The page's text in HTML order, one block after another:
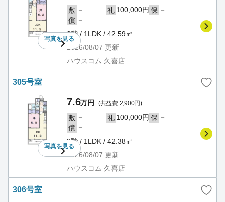
写真を見る
敷 － 礼 100,000円 保 －
償 －
3階 / 1LDK / 42.59㎡
2026/08/07 更新
ハウスコム 久喜店
305号室
写真を見る
7.6万円 (共益費 2,900円)
敷 － 礼 100,000円 保 －
償 －
3階 / 1LDK / 42.38㎡
2026/08/07 更新
ハウスコム 久喜店
306号室